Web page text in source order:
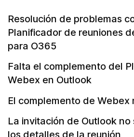
Resolución de problemas
Planificador de reuniones
para O365
Falta el complemento del
Webex en Outlook
El complemento de Webex
La invitación de Outlook
los detalles de la reunión